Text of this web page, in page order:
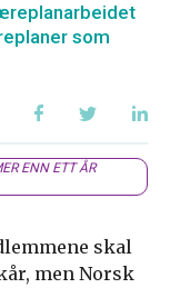
som
ENN ETT ÅR
skal
men Norsk